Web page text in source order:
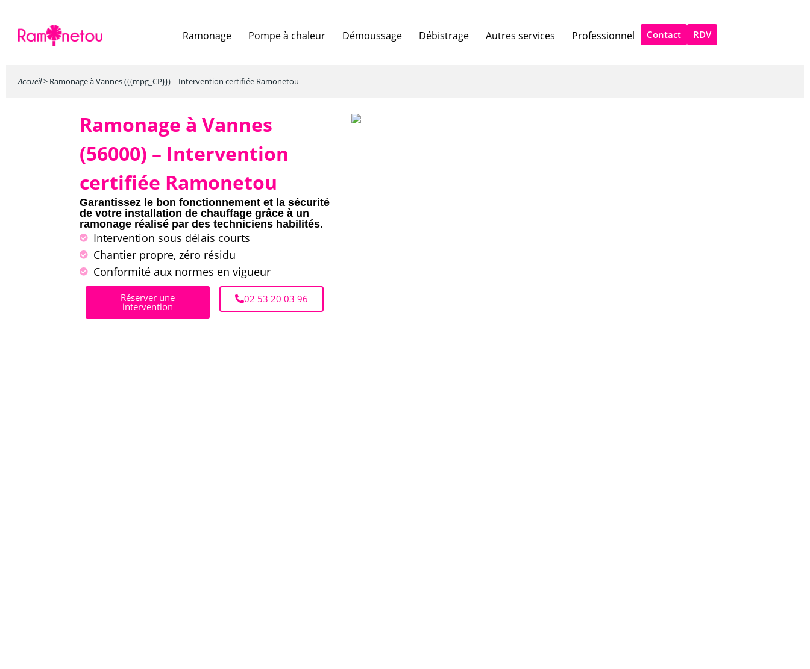
Ramonage Pompe à chaleur Démoussage Débistrage Autres services Professionnel Contact RDV
Accueil> Ramonage à Vannes ({{mpg_CP}}) – Intervention certifiée Ramonetou
Ramonage à Vannes
(56000) – Intervention
certifiée Ramonetou
Garantissez le bon fonctionnement et la sécurité
de votre installation de chauffage grâce à un
ramonage réalisé par des techniciens habilités.
Intervention sous délais courts
Chantier propre, zéro résidu
Conformité aux normes en vigueur
Réserver une
intervention
02 53 20 03 96